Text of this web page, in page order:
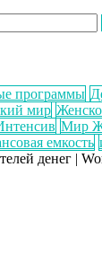
программы
мир
Мир
емкость
денег |